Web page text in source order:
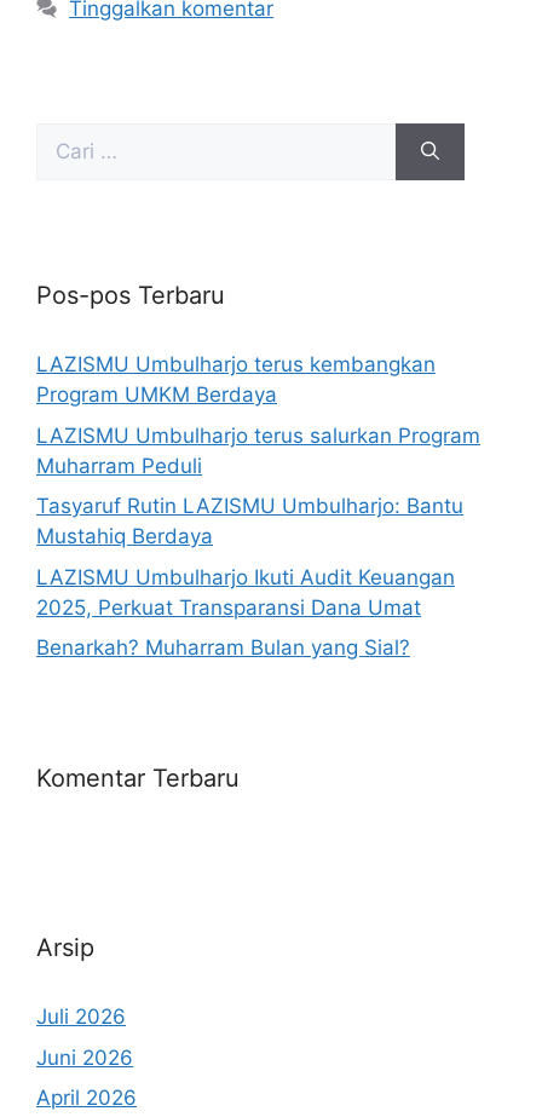
Tinggalkan komentar
Pos-pos Terbaru
LAZISMU Umbulharjo terus kembangkan
Program UMKM Berdaya
LAZISMU Umbulharjo terus salurkan Program
Muharram Peduli
Tasyaruf Rutin LAZISMU Umbulharjo: Bantu
Mustahiq Berdaya
LAZISMU Umbulharjo Ikuti Audit Keuangan
2025, Perkuat Transparansi Dana Umat
Benarkah? Muharram Bulan yang Sial?
Komentar Terbaru
Arsip
Juli 2026
Juni 2026
April 2026